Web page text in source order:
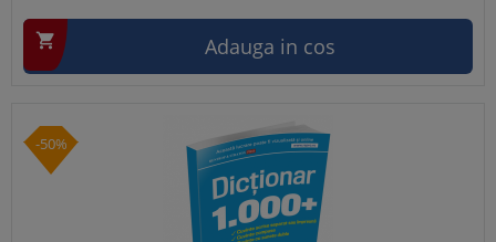
 Adauga in cos
-50%